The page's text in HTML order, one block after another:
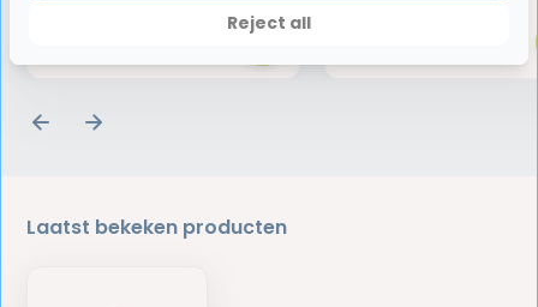
Laatst bekeken producten
Reject all